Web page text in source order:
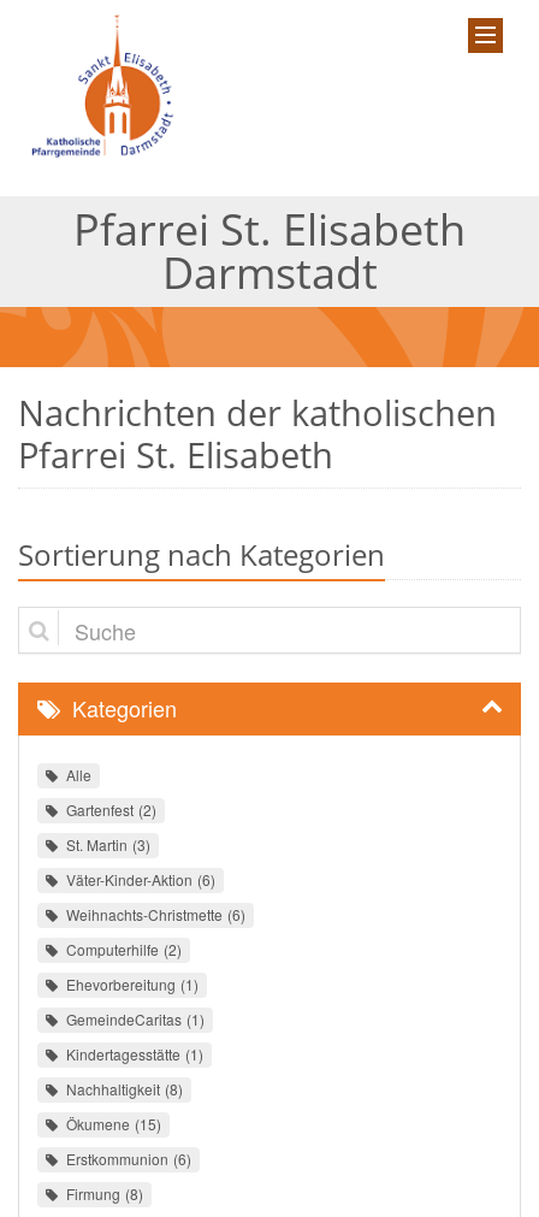
Pfarrei St. Elisabeth
Darmstadt
Nachrichten der katholischen
Pfarrei St. Elisabeth
Sortierung nach Kategorien
Suche
Kategorien
Alle
Gartenfest 2
St. Martin 3
Väter-Kinder-Aktion 6
Weihnachts-Christmette 6
Computerhilfe 2
Ehevorbereitung 1
GemeindeCaritas 1
Kindertagesstätte 1
Nachhaltigkeit 8
Ökumene 15
Erstkommunion 6
Firmung 8